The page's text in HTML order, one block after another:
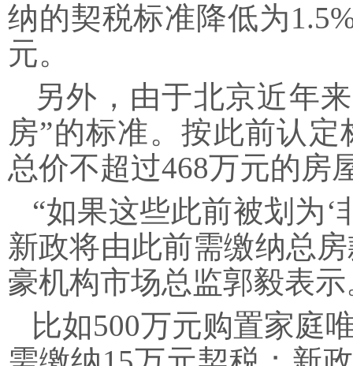
纳的契税标准降低为
元。
另外，由于北京近年
房”的标准。按此前认
总价不超过468万元的房
“如果这些此前被划为‘
新政将由此前需缴纳总
豪机构市场总监郭毅表示
比如500万元购置家庭